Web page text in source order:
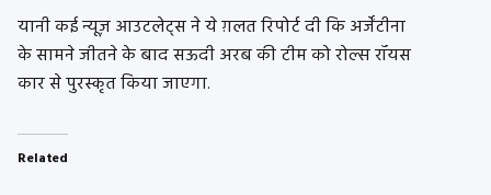
यानी कई न्यूज़ आउटलेट्स ने ये ग़लत रिपोर्ट दी कि अर्जेंटीना
के सामने जीतने के बाद सऊदी अरब की टीम को रोल्स रॉयस
कार से पुरस्कृत किया जाएगा.
Related